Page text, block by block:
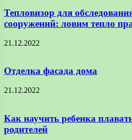
Тепловизор для
сооружений: ловим тепло
21.12.2022
Отделка фасада дома
21.12.2022
Как научить ребенка
родителей